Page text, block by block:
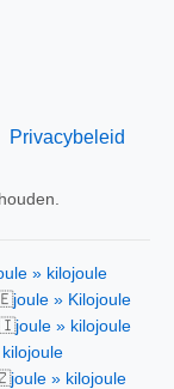
Privacybeleid
» kilojoule
joule » Kilojoule
joule » kilojoule
joule » kilojoule